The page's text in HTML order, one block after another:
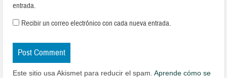
entrada.
Recibir un correo electrónico con cada nueva entrada.
Este sitio usa Akismet para reducir el spam.Aprende cómo se